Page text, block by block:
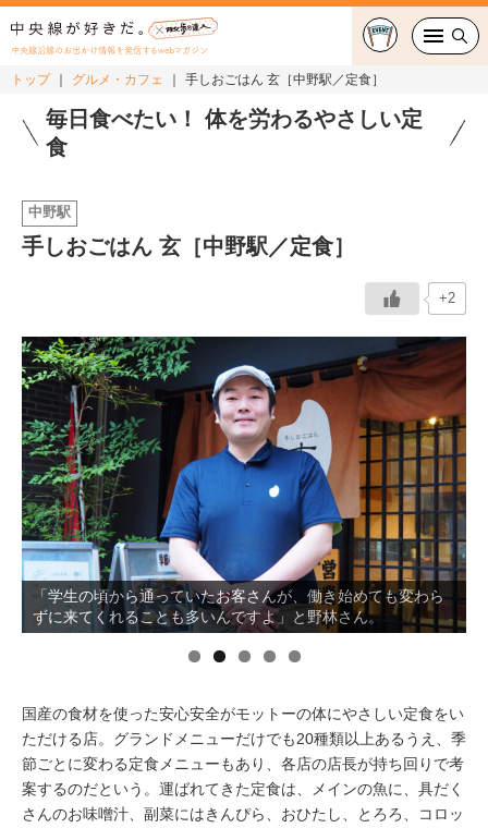
中央線沿線のお出かけ情報を発信するwebマガジン
グルメ・カフェ
おでかけ
特集
連載
中央線フェス
イベント情報
おしらせ
トップ グルメ・カフェ 手しおごはん 玄［中野駅／定食］
毎日食べたい！ 体を労わるやさしい定
食
中野駅
手しおごはん 玄［中野駅／定食］
+2
「学生の頃から通っていたお客さんが、働き始めても変わら
ずに来てくれることも多いんですよ」と野林さん。
異国の街角のような中野レンガ坂にある。
国産の食材を使った安心安全がモットーの体にやさしい定食をい
ただける店。グランドメニューだけでも20種類以上あるうえ、季
節ごとに変わる定食メニューもあり、各店の店長が持ち回りで考
案するのだという。運ばれてきた定食は、メインの魚に、具だく
さんのお味噌汁、副菜にはきんぴら、おひたし、とろろ、コロッ